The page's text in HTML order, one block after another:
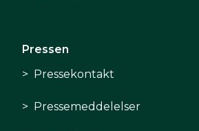
Pressen
Pressekontakt
Pressemeddelelser